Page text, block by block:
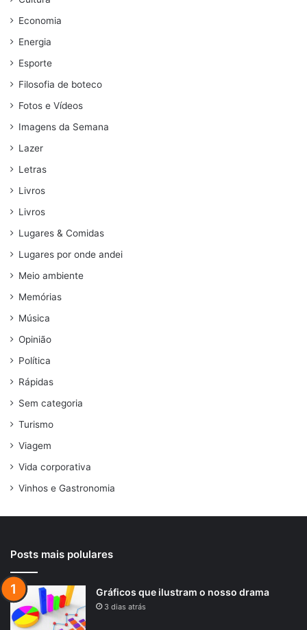
Economia
Energia
Esporte
Filosofia de boteco
Fotos e Vídeos
Imagens da Semana
Lazer
Letras
Livros
Livros
Lugares & Comidas
Lugares por onde andei
Meio ambiente
Memórias
Música
Opinião
Política
Rápidas
Sem categoria
Turismo
Viagem
Vida corporativa
Vinhos e Gastronomia
Posts mais polulares
Gráficos que ilustram o nosso drama
3 dias atrás